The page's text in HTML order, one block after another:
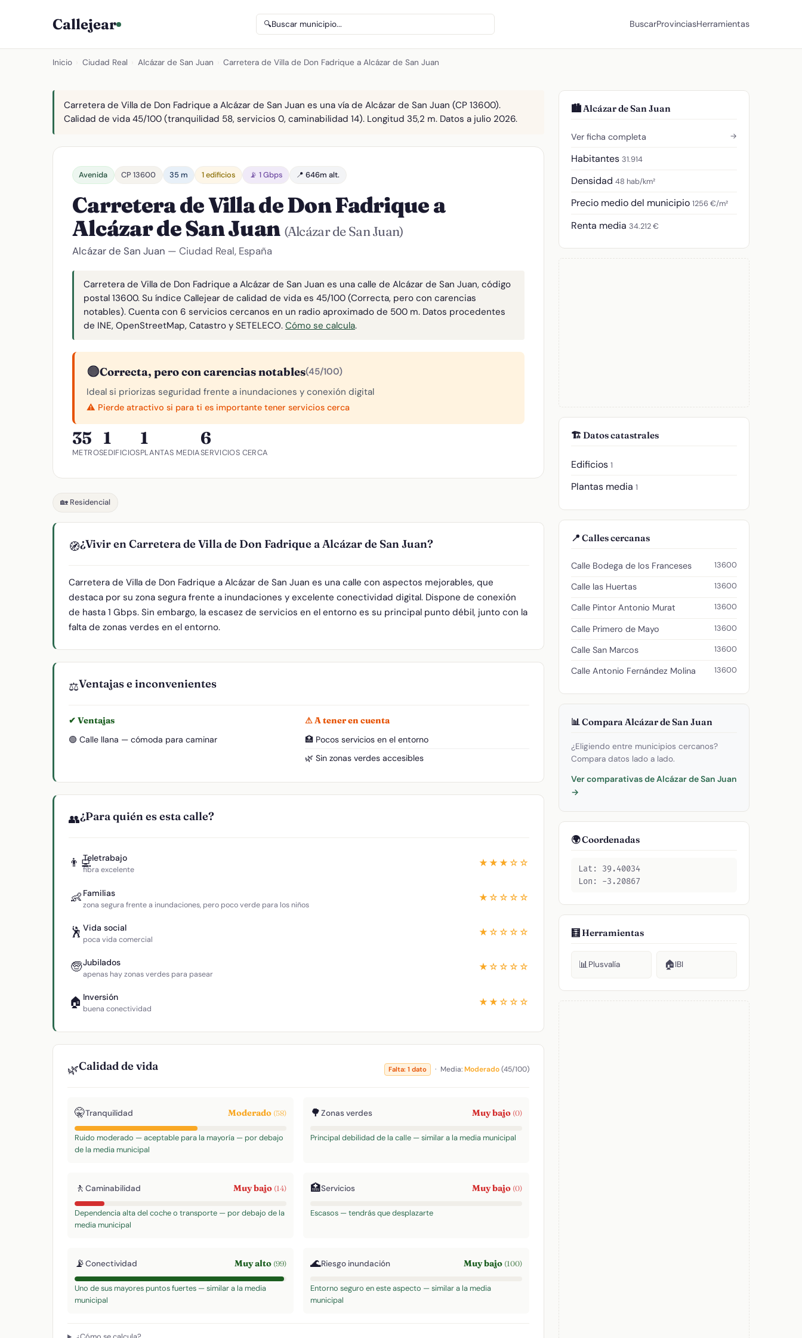
Callejear 🔍Buscar municipio... BuscarProvinciasHerramientas
Inicio Ciudad Real Alcázar de San Juan Carretera de Villa de Don Fadrique a Alcázar de San Juan
Carretera de Villa de Don Fadrique a Alcázar de San Juan es una vía de Alcázar de San Juan (CP 13600).
Calidad de vida 45/100 (tranquilidad 58, servicios 0, caminabilidad 14). Longitud 35,2 m. Datos a julio 2026.
Avenida CP 13600 35 m 1 edificios 📡 1 Gbps 📍 646m alt.
Carretera de Villa de Don Fadrique a
Alcázar de San Juan (Alcázar de San Juan)
Alcázar de San Juan — Ciudad Real, España
Carretera de Villa de Don Fadrique a Alcázar de San Juan es una calle de Alcázar de San Juan, código
postal 13600. Su índice Callejear de calidad de vida es 45/100 (Correcta, pero con carencias
notables). Cuenta con 6 servicios cercanos en un radio aproximado de 500 m. Datos procedentes
de INE, OpenStreetMap, Catastro y SETELECO. Cómo se calcula.
🟠Correcta, pero con carencias notables(45/100)
Ideal si priorizas seguridad frente a inundaciones y conexión digital
⚠️ Pierde atractivo si para ti es importante tener servicios cerca
35
METROS
1
EDIFICIOS
1
PLANTAS MEDIA
6
SERVICIOS CERCA
🏡 Residencial
🧭¿Vivir en Carretera de Villa de Don Fadrique a Alcázar de San Juan?
Carretera de Villa de Don Fadrique a Alcázar de San Juan es una calle con aspectos mejorables, que
destaca por su zona segura frente a inundaciones y excelente conectividad digital. Dispone de conexión
de hasta 1 Gbps. Sin embargo, la escasez de servicios en el entorno es su principal punto débil, junto con la
falta de zonas verdes en el entorno.
⚖️Ventajas e inconvenientes
✔ Ventajas
🟢 Calle llana — cómoda para caminar
⚠ A tener en cuenta
🏥 Pocos servicios en el entorno
🌿 Sin zonas verdes accesibles
👥¿Para quién es esta calle?
👨‍💻Teletrabajo
fibra excelente
★★★☆☆
👶 Familias
zona segura frente a inundaciones, pero poco verde para los niños
★☆☆☆☆
🕺 Vida social
poca vida comercial
★☆☆☆☆
🧓Jubilados
apenas hay zonas verdes para pasear
★☆☆☆☆
🏠 Inversión
buena conectividad
★★☆☆☆
🌿Calidad de vida Falta: 1 dato · Media:Moderado(45/100)
🤫Tranquilidad Moderado (58)
Ruido moderado — aceptable para la mayoría — por debajo
de la media municipal
🌳Zonas verdes Muy bajo (0)
Principal debilidad de la calle — similar a la media municipal
🚶 Caminabilidad Muy bajo (14)
Dependencia alta del coche o transporte — por debajo de la
media municipal
🏥Servicios Muy bajo (0)
Escasos — tendrás que desplazarte
📡Conectividad Muy alto (99)
Uno de sus mayores puntos fuertes — similar a la media
municipal
🌊Riesgo inundación Muy bajo (100)
Entorno seguro en este aspecto — similar a la media
municipal
🏙️ Alcázar de San Juan
Ver ficha completa →
Habitantes 31.914
Densidad 48 hab/km²
Precio medio del municipio 1256 €/m²
Renta media 34.212 €
🏗️ Datos catastrales
Edificios 1
Plantas media 1
📍 Calles cercanas
Calle Bodega de los Franceses 13600
Calle las Huertas 13600
Calle Pintor Antonio Murat 13600
Calle Primero de Mayo 13600
Calle San Marcos 13600
Calle Antonio Fernández Molina 13600
📊 Compara Alcázar de San Juan
¿Eligiendo entre municipios cercanos?
Compara datos lado a lado.
Ver comparativas de Alcázar de San Juan
→
🌍 Coordenadas
Lat: 39.40034
Lon: -3.20867
🧮 Herramientas
📊Plusvalía 🏠IBI